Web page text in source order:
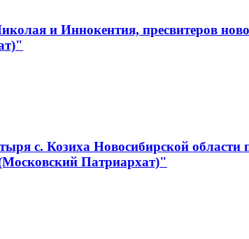
и Иннокентия, пресвитеров
с. Козиха Новосибирской области
Патриархат)"